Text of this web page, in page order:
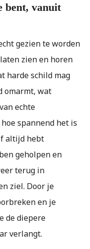
bent, vanuit
gezien te worden
zien en horen
harde schild mag
omarmt, wat
echte
spannend het is
altijd hebt
geholpen en
terug in
ziel. Door je
en je
de diepere
verlangt.